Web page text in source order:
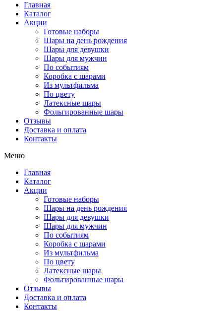
Главная
Каталог
Акции
Готовые наборы
Шары на день рождения
Шары для девушки
Шары для мужчин
По событиям
Коробка с шарами
Из мультфильма
По цвету
Латексные шары
Фольгированные шары
Отзывы
Доставка и оплата
Контакты
Меню
Главная
Каталог
Акции
Готовые наборы
Шары на день рождения
Шары для девушки
Шары для мужчин
По событиям
Коробка с шарами
Из мультфильма
По цвету
Латексные шары
Фольгированные шары
Отзывы
Доставка и оплата
Контакты